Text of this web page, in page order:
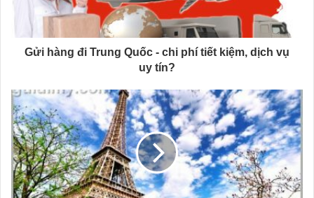
Gửi hàng đi Trung Quốc - chi phí tiết kiệm, dịch vụ
uy tín?